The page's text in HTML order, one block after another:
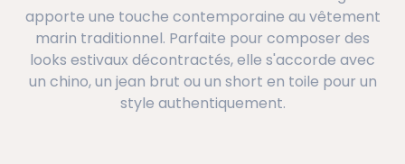
apporte une touche contemporaine au vêtement
marin traditionnel. Parfaite pour composer des
looks estivaux décontractés, elle s'accorde avec
un chino, un jean brut ou un short en toile pour un
style authentiquement.